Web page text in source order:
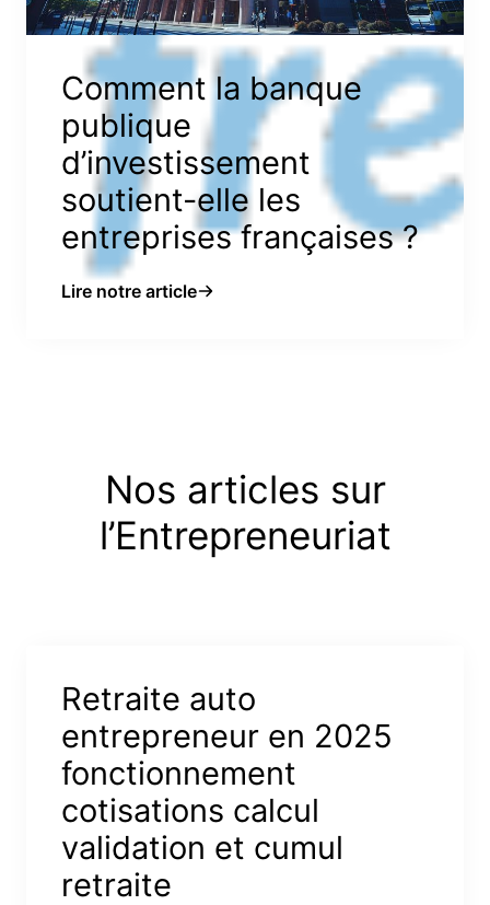
Comment la banque
publique
d’investissement
soutient-elle les
entreprises françaises ?
Lire notre article
Nos articles sur
l’Entrepreneuriat
Retraite auto
entrepreneur en 2025
fonctionnement
cotisations calcul
validation et cumul
retraite